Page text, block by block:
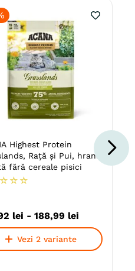
Highest Protein
Rață și Pui, hrană
fără cereale pisici
☆ ☆ ☆
lei - 188,99 lei
Vezi 2 variante